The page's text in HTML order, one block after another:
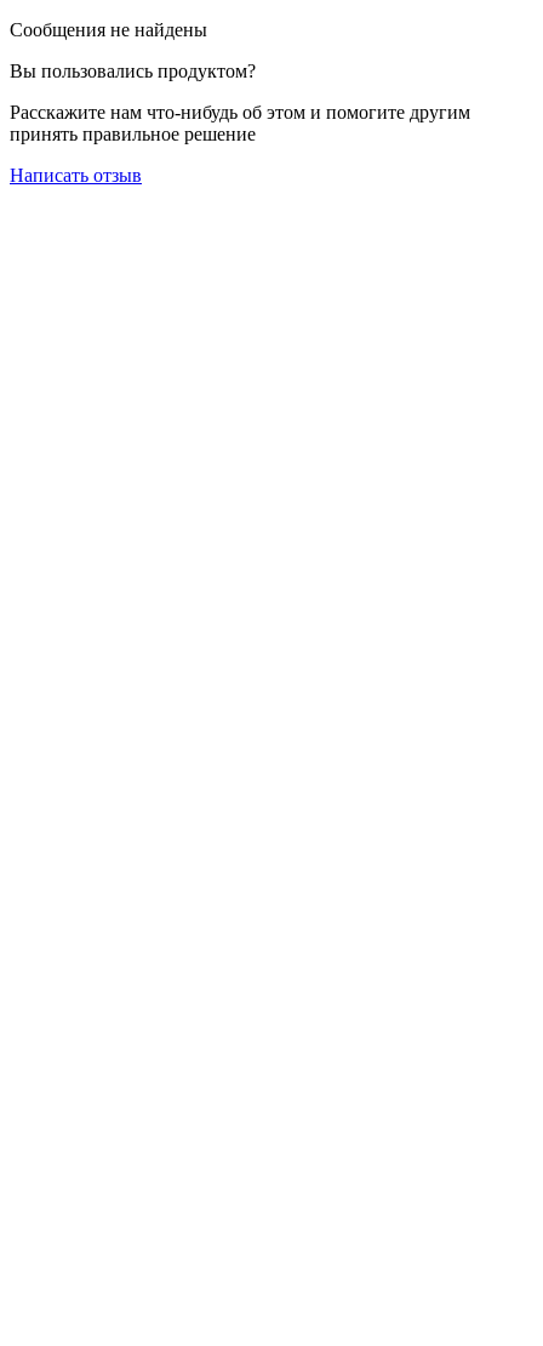
Сообщения не найдены
Вы пользовались продуктом?
Расскажите нам что-нибудь об этом и помогите другим
принять правильное решение
Написать отзыв